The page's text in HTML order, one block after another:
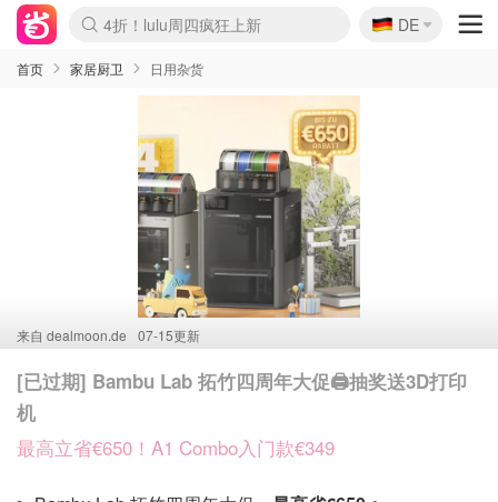
Boticinal 夏促开抢！
还没结束！&OtherStories大促
Joybuy变相75折 随时失效
速领！Stanley独家85折
疑似霸哥！Camper额外叠85折
Zalando 奥莱闪促！每日更新
Moncler反季囤！5折起+叠9折
Coach Brooklyn仅€192
🇩🇪
DE
首页 家居厨卫 日用杂货
来自 dealmoon.de 07-15更新
[已过期] Bambu Lab 拓竹四周年大促🖨️抽奖送3D打印
机
最高立省€650！A1 Combo入门款€349